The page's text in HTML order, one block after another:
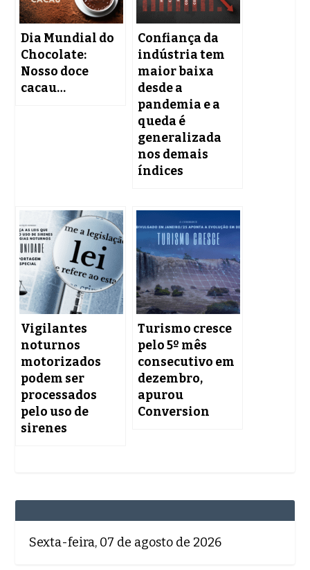
Dia Mundial do
Chocolate:
Nosso doce
cacau…
Confiança da
indústria tem
maior baixa
desde a
pandemia e a
queda é
generalizada
nos demais
índices
Vigilantes
noturnos
motorizados
podem ser
processados
pelo uso de
sirenes
Turismo cresce
pelo 5º mês
consecutivo em
dezembro,
apurou
Conversion
Sexta-feira, 07 de agosto de 2026